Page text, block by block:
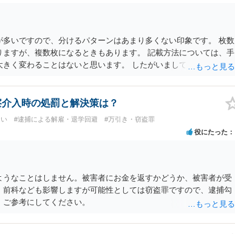
いですので、分けるパターンはあまり多くない印象です。 枚数
すが、複数枚になるときもあります。 記載方法については、手
く変わることはないと思います。 したがいまして、いずれも良
入時の処罰と解決策は？
#逮捕による解雇・退学回避 #万引き・窃盗罪
役にたった
なことはしません。被害者にお金を返すかどうか、被害者が受
科なども影響しますが可能性としては窃盗罪ですので、逮捕勾
参考にしてください。